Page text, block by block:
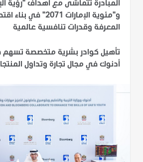
و"مئوية الإمارات
المعرفة وقدرات تنافسية عالمية
تأهيل كوادر بشرية متخصصة
أدنوك في مجال تجارة وتداول